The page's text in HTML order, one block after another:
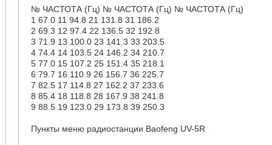
№ ЧАСТОТА (Гц) № ЧАСТОТА (Гц) № ЧАСТОТА (Гц)
1 67.0 11 94.8 21 131.8 31 186.2
2 69.3 12 97.4 22 136.5 32 192.8
3 71.9 13 100.0 23 141.3 33 203.5
4 74.4 14 103.5 24 146.2 34 210.7
5 77.0 15 107.2 25 151.4 35 218.1
6 79.7 16 110.9 26 156.7 36 225.7
7 82.5 17 114.8 27 162.2 37 233.6
8 85.4 18 118.8 28 167.9 38 241.8
9 88.5 19 123.0 29 173.8 39 250.3
Пункты меню радиостанции Baofeng UV-5R